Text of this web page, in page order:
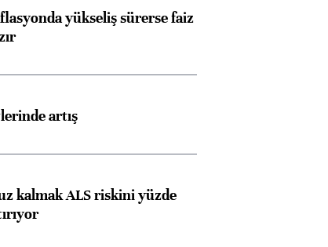
yükseliş sürerse faiz
artış
kalmak ALS riskini yüzde